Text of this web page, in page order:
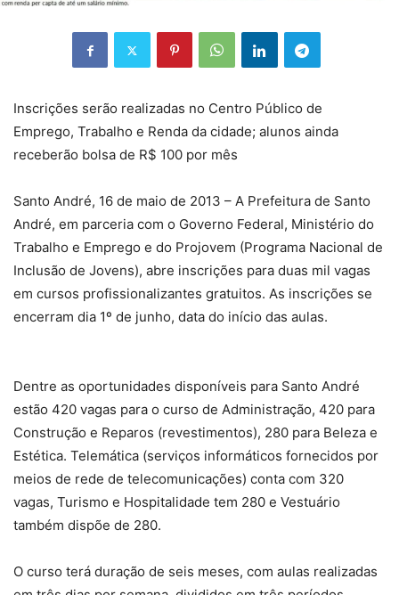
Inscrições serão realizadas no Centro Público de
Emprego, Trabalho e Renda da cidade; alunos ainda
receberão bolsa de R$ 100 por mês
Santo André, 16 de maio de 2013 – A Prefeitura de Santo
André, em parceria com o Governo Federal, Ministério do
Trabalho e Emprego e do Projovem (Programa Nacional de
Inclusão de Jovens), abre inscrições para duas mil vagas
em cursos profissionalizantes gratuitos. As inscrições se
encerram dia 1º de junho, data do início das aulas.
Dentre as oportunidades disponíveis para Santo André
estão 420 vagas para o curso de Administração, 420 para
Construção e Reparos (revestimentos), 280 para Beleza e
Estética. Telemática (serviços informáticos fornecidos por
meios de rede de telecomunicações) conta com 320
vagas, Turismo e Hospitalidade tem 280 e Vestuário
também dispõe de 280.
O curso terá duração de seis meses, com aulas realizadas